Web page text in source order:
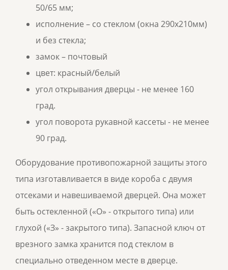
50/65 мм;
исполнение – со стеклом (окна 290х210мм)
и без стекла;
замок – почтовый
цвет: красный/белый
угол открывания дверцы - не менее 160
град.
угол поворота рукавной кассеты - не менее
90 град.
Оборудование противопожарной защиты этого
типа изготавливается в виде короба с двумя
отсеками и навешиваемой дверцей. Она может
быть остекленной («О» - открытого типа) или
глухой («З» - закрытого типа). Запасной ключ от
врезного замка хранится под стеклом в
специально отведенном месте в дверце.